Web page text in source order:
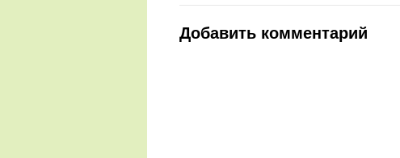
Добавить комментарий